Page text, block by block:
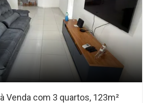
Venda com 3 quartos, 123m²